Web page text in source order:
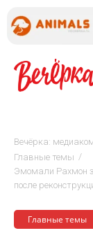
Вечёрка:
Главные темы /
Эмомали Рахмон
после
Главные темы